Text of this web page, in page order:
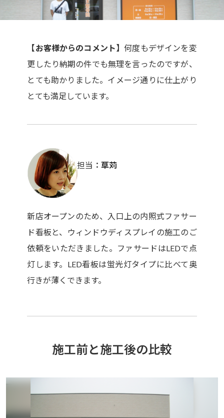
【お客様からのコメント】 何度もデザインを変
更したり納期の件でも無理を言ったのですが、
とても助かりました。イメージ通りに仕上がり
とても満足しています。
担当 草苅
新店オープンのため、入口上の内照式ファサー
ド看板と、ウィンドウディスプレイの施工のご
依頼をいただきました。ファサードはLEDで点
灯します。LED看板は蛍光灯タイプに比べて奥
行きが薄くできます。
施工前と施工後の比較